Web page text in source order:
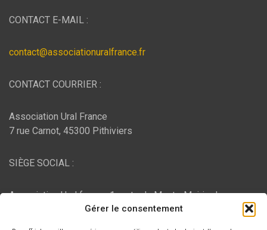
Gérer le consentement
CONTACT E-MAIL :
contact@associationuralfrance.fr
CONTACT COURRIER :
Association Ural France
7 rue Carnot, 45300 Pithiviers
SIÈGE SOCIAL :
Association Ural france, 1 route du Mont - Mairie de
Bujaleuf, 87460 Bujaleuf